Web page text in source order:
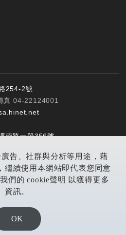
告、社群與分析等用途，藉
繼續使用本網站即代表您同意
們的 cookie聲明 以獲得更多
資訊。
OK
254-2號
真 04-22124001
南路一段356號
山路三段303號
真 04-25314290
EOD DIGITA恆洋數位